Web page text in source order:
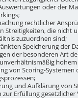
oder der
rechtlicher
Streitigkeiten, die nicht
zuzuordnen sind;
Speicherung der
der besonderen Art
von Scoring-
und Aufklärung von
zur Erfüllung gesetzlicher